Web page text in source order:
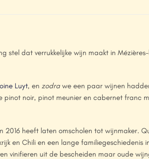
stel dat verrukkelijke wijn maakt in
Luyt, en zodra we een paar wijnen
pinot noir, pinot meunier en cabernet franc
2016 heeft laten omscholen tot wijnmaker.
en Chili en een lange familiegeschiedenis
vinifieren uit de bescheiden maar oude